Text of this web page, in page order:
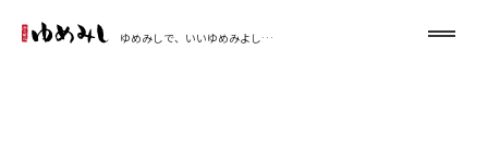
ゆめみしで、いいゆめみよし…